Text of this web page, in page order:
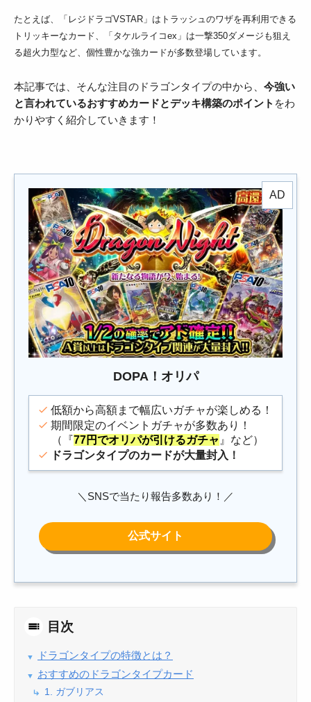
たとえば、「レジドラゴVSTAR」はトラッシュのワザを再利用できる
トリッキーなカード、「タケルライコex」は一撃350ダメージも狙え
る超火力型など、個性豊かな強カードが多数登場しています。
本記事では、そんな注目のドラゴンタイプの中から、 今強い
と言われているおすすめカードとデッキ構築のポイント をわ
かりやすく紹介していきます！
DOPA！オリパ
低額から高額まで幅広いガチャが楽しめる！
期間限定のイベントガチャが多数あり！
（『77円でオリパが引けるガチャ 』など）
ドラゴンタイプのカードが大量封入 ！
＼SNSで当たり報告多数あり！／
目次
ドラゴンタイプの特徴とは？
おすすめのドラゴンタイプカード
1. ガブリアス